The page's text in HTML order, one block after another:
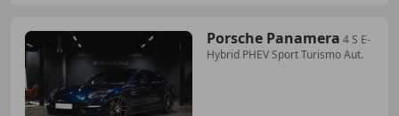
Porsche Panamera 4 S E-
Hybrid PHEV Sport Turismo Aut.